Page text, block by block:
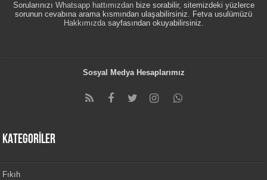
Sorularınızı Whatsapp hattımızdanbize sorabilir, sitemizdeki yüzlerce
sorunun cevabına arama kısmından ulaşabilirsiniz. Fetva usulümüzü
Hakkımızdasayfasından okuyabilirsiniz.
Sosyal Medya Hesaplarımız
KATEGORİLER
Fıkıh